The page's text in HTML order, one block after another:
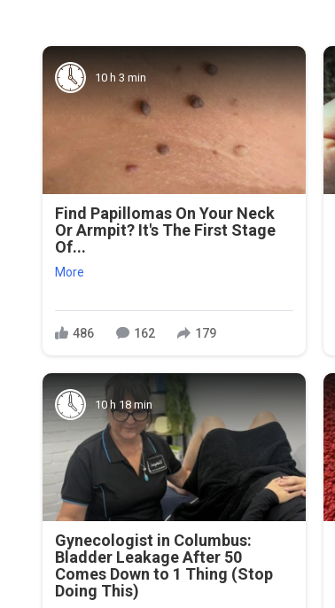
10 h 3 min
Find Papillomas On Your Neck
Or Armpit? It's The First Stage
Of...
More
486 162 179
10 h 18 min
Gynecologist in Columbus:
Bladder Leakage After 50
Comes Down to 1 Thing (Stop
Doing This)